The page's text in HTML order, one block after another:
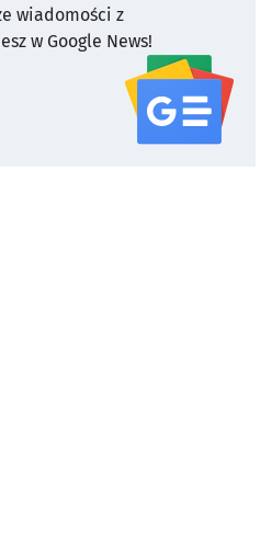
wiadomości z
w Google News!
serwisu